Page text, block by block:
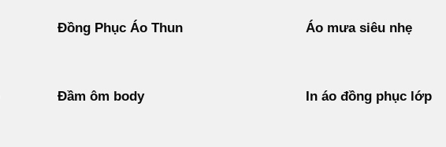
Đồng Phục Áo Thun Áo mưa siêu nhẹ
Đầm ôm body In áo đồng phục lớp